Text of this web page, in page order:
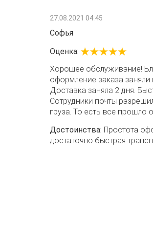
27.08.2021 04:45
Софья
Оценка:
Хорошее обслуживание!
оформление заказа
Доставка заняла 2 дня.
Сотрудники почты
груза. То есть все прошло
Достоинства: Простота
достаточно быстрая